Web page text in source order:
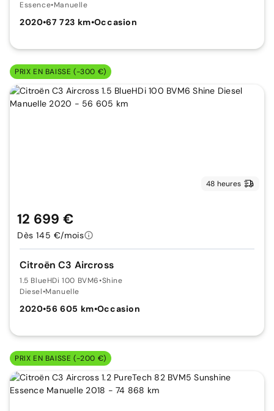
Essence•Manuelle
2020•67 723 km•Occasion
PRIX EN BAISSE (-300 €)
48 heures
Citroën C3 Aircross
1.5 BlueHDi 100 BVM6•Shine
Diesel•Manuelle
2020•56 605 km•Occasion
12 699 €
Dès 145 €/mois
PRIX EN BAISSE (-200 €)